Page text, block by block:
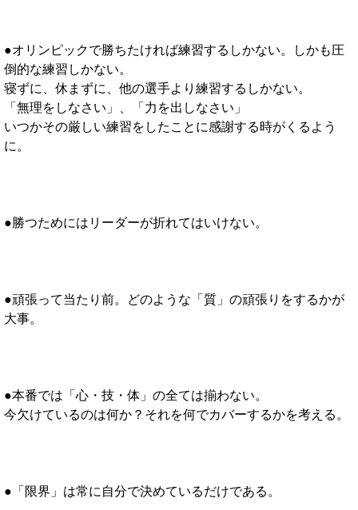
●オリンピックで勝ちたければ練習するしかない。しかも圧
倒的な練習しかない。
寝ずに、休まずに、他の選手より練習するしかない。
「無理をしなさい」、「力を出しなさい」
いつかその厳しい練習をしたことに感謝する時がくるよう
に。
●勝つためにはリーダーが折れてはいけない。
●頑張って当たり前。どのような「質」の頑張りをするかが
大事。
●本番では「心・技・体」の全ては揃わない。
今欠けているのは何か？それを何でカバーするかを考える。
●「限界」は常に自分で決めているだけである。